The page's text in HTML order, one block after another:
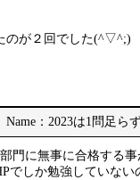
のが２回でした(^▽^;)
Name：2023は1問足ら
門に無事に合格する
でしか勉強していな